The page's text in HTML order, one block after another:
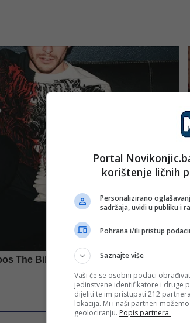
Portal
korištenje ličnih
Personalizirano
sadržaja, uvidi u publiku i
Pohrana i/ili pristup
Saznajte više
Vaši će se osobni podaci
jedinstvene identifikatore i druge
dijeliti te im pristupati 212
lokacija. Mi i naši partneri
geolociranju. Popis partnera.